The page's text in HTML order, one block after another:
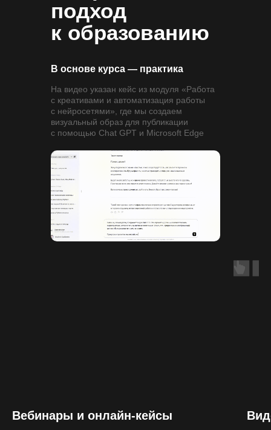
В основе курса — практика
На видео указан кейс из модуля «Работа
с креативами и автоматизация работы
с нейросетями», где мы создаем
визуальный образ для публикации
с помощью Chat GPT и Microsoft Edge
подход
к образованию
Вебинары и онлайн-кейсы